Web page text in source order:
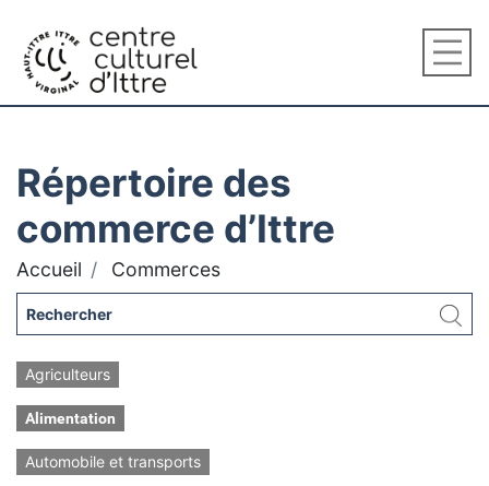
Répertoire des
commerce d’Ittre
Accueil Commerces
Agriculteurs
Alimentation
Automobile et transports